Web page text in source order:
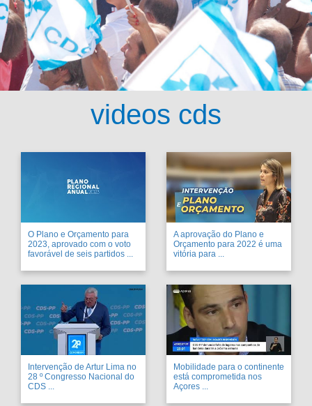
videos cds
O Plano e Orçamento para
2023, aprovado com o voto
favorável de seis partidos ...
A aprovação do Plano e
Orçamento para 2022 é uma
vitória para ...
Intervenção de Artur Lima no
28 º Congresso Nacional do
CDS ...
Mobilidade para o continente
está comprometida nos
Açores ...